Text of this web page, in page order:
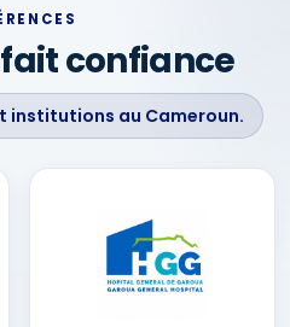
confiance
institutions au Cameroun.